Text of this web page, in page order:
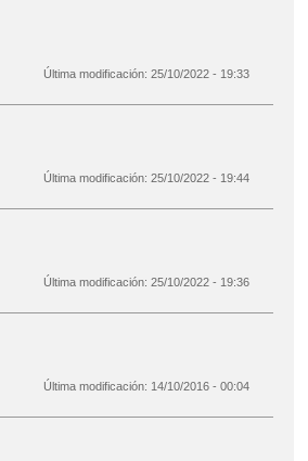
Última modificación:25/10/2022 - 19:33
Última modificación:25/10/2022 - 19:44
Última modificación:25/10/2022 - 19:36
Última modificación: 14/10/2016 - 00:04